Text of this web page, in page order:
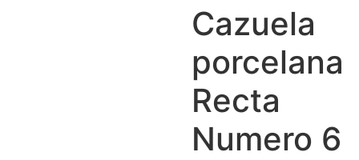
Cazuela
porcelana
Recta
Numero 6